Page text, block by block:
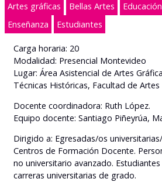
Artes gráficas Bellas Artes
Enseñanza
Estudiantes
Carga horaria: 20
Modalidad: Presencial Montevideo
Lugar: Área Asistencial de Artes
Técnicas Históricas, Facultad de Artes
Docente coordinadora: Ruth López.
Equipo docente: Santiago Piñeyrúa,
Dirigido a: Egresadas/os
Centros de Formación Docente.
no universitario avanzado.
carreras universitarias de grado.